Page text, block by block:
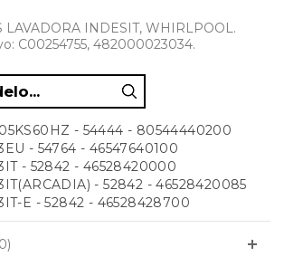
LAVADORA INDESIT, WHIRLPOOL.
C00254755, 482000023034.
- 54444 - 80544440200
- 54764 - 46547640100
- 52842 - 46528420000
- 52842 - 46528420085
E - 52842 - 46528428700
- 54439 - 46544390000
- 52761 - 46527610000
- 52761 - 46527610085